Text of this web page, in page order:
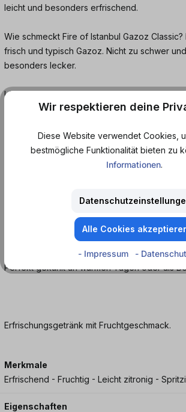
leicht und besonders erfrischend.
Wie schmeckt Fire of Istanbul Gazoz
frisch und typisch Gazoz. Nicht zu schwer
besonders lecker.
Ideal für alle, die klassische Limonaden
Getränkekultur entdecken möchten. Jetzt bei
Häufige Fragen:
Wann passt Fire of Istanbul Gazoz Classic
Perfekt gekühlt an warmen Tagen oder als
Erfrischungsgetränk mit Fruchtgeschmack.
Merkmale
Erfrischend - Fruchtig - Leicht zitronig -
Eigenschaften
Wir respektieren deine
Diese Website verwendet Cookies,
bestmögliche Funktionalität bieten zu
Informationen.
Alle Cookies
- Impressum -